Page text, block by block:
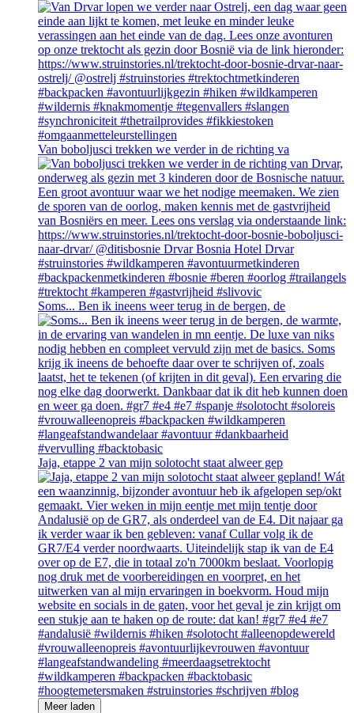
Van boboljusci trekken we verder in de richting va
Soms... Ben ik ineens weer terug in de bergen, de
Jaja, etappe 2 van mijn solotocht staat alweer gep
Meer laden